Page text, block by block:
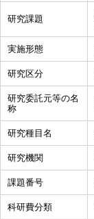
研究課題
実施形態
研究区分
研究委託元等の名
称
研究種目名
研究機関
課題番号
科研費分類